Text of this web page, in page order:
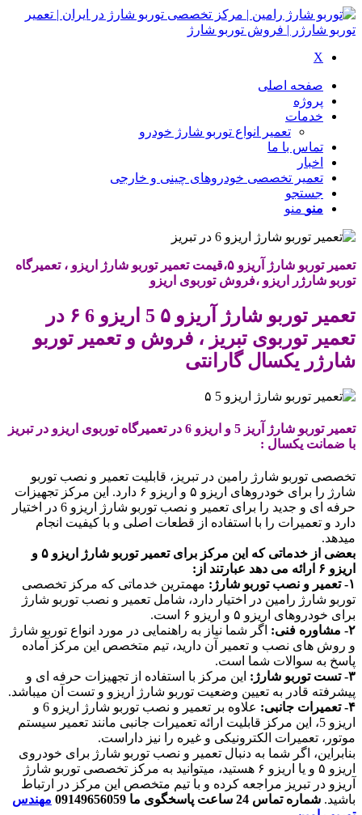
X
صفحه اصلی
پروژه
خدمات
تعمیر انواع توربو شارژ خودرو
تماس با ما
اخبار
تعمیر تخصصی خودروهای چینی و خارجی
جستجو
منو منو
تعمیر توربو شارژ آریزو ۵،قیمت تعمیر توربو شارژ اریزو ، تعمیرگاه
توربو شارژر اریزو ،فروش توربوی اریزو
تعمیر توربو شارژ آریزو ۵ 5 اریزو 6 ۶ در
تعمیر توربوی تبریز ، فروش و تعمیر توربو
شارژر یکسال گارانتی
تعمیر توربو شارژ آریز 5 و اریزو 6 در تعمیرگاه توربوی اریزو در تبریز
با ضمانت یکسال :
تخصصی توربو شارژ رامین در تبریز، قابلیت تعمیر و نصب توربو
شارژ را برای خودروهای اریزو ۵ و اریزو ۶ دارد. این مرکز تجهیزات
حرفه ای و جدید را برای تعمیر و نصب توربو شارژ اریزو 6 در اختیار
دارد و تعمیرات را با استفاده از قطعات اصلی و با کیفیت انجام
میدهد.
بعضی از خدماتی که این مرکز برای تعمیر توربو شارژ اریزو ۵ و
اریزو ۶ ارائه می دهد عبارتند از:
۱- تعمیر و نصب توربو شارژ:
مهمترین خدماتی که مرکز تخصصی
توربو شارژ رامین در اختیار دارد، شامل تعمیر و نصب توربو شارژ
برای خودروهای اریزو ۵ و اریزو ۶ است.
۲- مشاوره فنی:
اگر شما نیاز به راهنمایی در مورد انواع توربو شارژ
و روش های نصب و تعمیر آن دارید، تیم متخصص این مرکز آماده
پاسخ به سوالات شما است.
۳- تست توربو شارژ:
این مرکز با استفاده از تجهیزات حرفه ای و
پیشرفته قادر به تعیین وضعیت توربو شارژ اریزو و تست آن میباشد.
۴- تعمیرات جانبی:
علاوه بر تعمیر و نصب توربو شارژ اریزو 6 و
اریزو 5، این مرکز قابلیت ارائه تعمیرات جانبی مانند تعمیر سیستم
موتور، تعمیرات الکترونیکی و غیره را نیز داراست.
بنابراین، اگر شما به دنبال تعمیر و نصب توربو شارژ برای خودروی
اریزو ۵ و یا اریزو ۶ هستید، میتوانید به مرکز تخصصی توربو شارژ
آریزو در تبریز مراجعه کرده و با تیم متخصص این مرکز در ارتباط
باشید. شماره تماس 24 ساعت پاسخگوی ما 09149656059
مهندس